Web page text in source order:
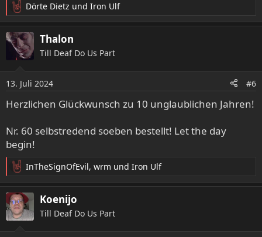
R
e
a
k
n
e
n
Dörte Dietz und Iron Ulf
Thalon
Till Deaf Do Us Part
13. Juli 2024 #6
Herzlichen Glückwunsch zu 10 unglaublichen Jahren!
Nr. 60 selbstredend soeben bestellt! Let the day
begin!
R
e
a
k
t
InTheSignOfEvil, wrm und Iron Ulf
Koenijo
Till Deaf Do Us Part